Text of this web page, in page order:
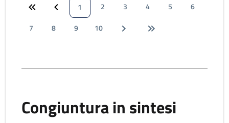
1 2 3 4 5
6
7
8 9 10
Congiuntura in sintesi